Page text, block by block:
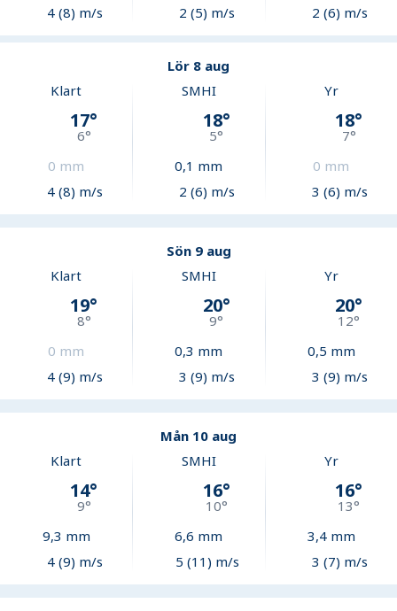
4 (8) m/s
2 (5) m/s
2 (6) m/s
Lör 8 aug
Klart
17°
6°
0 mm
4 (8) m/s
SMHI
18°
5°
0,1 mm
2 (6) m/s
Yr
18°
7°
0 mm
3 (6) m/s
Sön 9 aug
Klart
19°
8°
0 mm
4 (9) m/s
SMHI
20°
9°
0,3 mm
3 (9) m/s
Yr
20°
12°
0,5 mm
3 (9) m/s
Mån 10 aug
Klart
14°
9°
9,3 mm
4 (9) m/s
SMHI
16°
10°
6,6 mm
5 (11) m/s
Yr
16°
13°
3,4mm
3 (7) m/s